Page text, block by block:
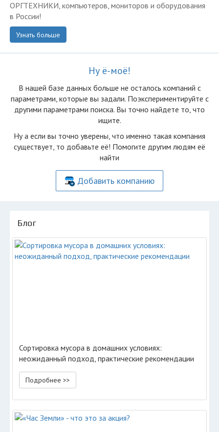
ОРГТЕХНИКИ, компьютеров, мониторов и оборудования
в России!
Узнать больше
Ну ё-моё!
В нашей базе данных больше не осталоcь компаний с
параметрами, которые вы задали. Поэкспериментируйте с
другими параметрами поиска. Вы точно найдете то, что
ищите.
Ну а если вы точно уверены, что именно такая компания
существует, то добавьте её! Помогите другим людям её
найти
Добавить компанию
Блог
Сортировка мусора в домашних условиях:
неожиданный подход, практические рекомендации
Подробнее >>